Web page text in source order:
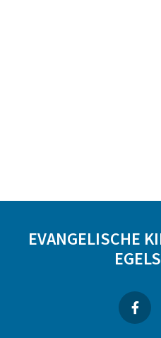
EVANGELISCHE